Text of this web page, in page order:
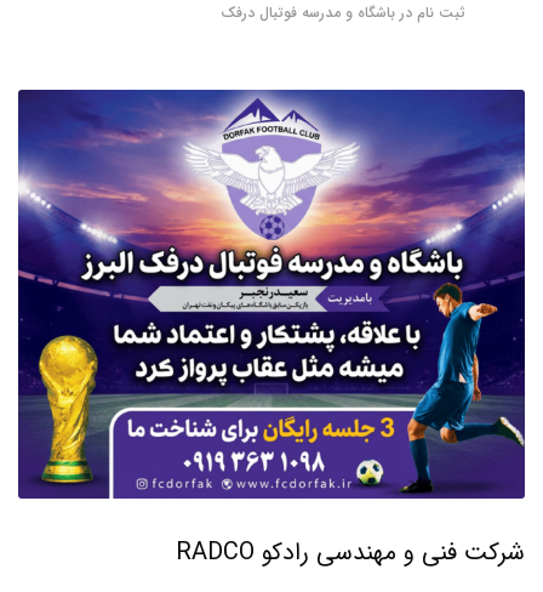
ثبت نام در باشگاه و مدرسه فوتبال درفک
شرکت فنی و مهندسی رادکو RADCO